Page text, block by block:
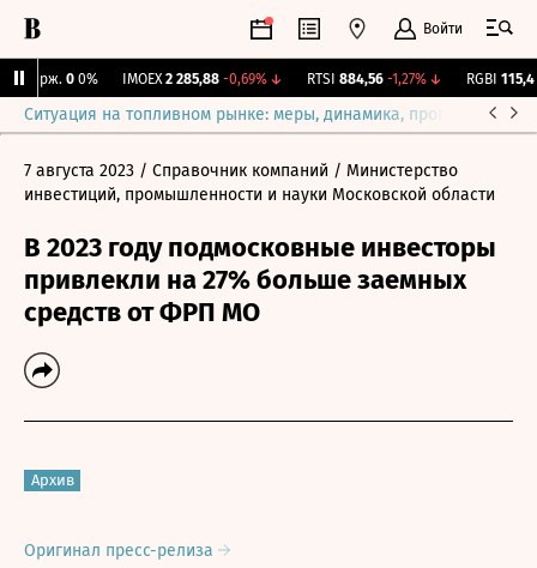
Войти
Бирж. 0 0% IMOEX 2 285,88 -0,69%↓ RTSI 884,56 -1,27%↓ RGBI 115,4
Ситуация на топливном рынке: меры, динамика, прогнозы
7 августа 2023 / Справочник компаний / Министерство
инвестиций, промышленности и науки Московской области
В 2023 году подмосковные инвесторы
привлекли на 27% больше заемных
средств от ФРП МО
Архив
Оригинал пресс-релиза